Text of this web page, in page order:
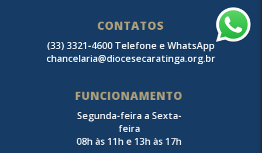
CONTATOS
(33) 3321-4600 Telefone e WhatsApp
chancelaria@diocesecaratinga.org.br
FUNCIONAMENTO
Segunda-feira a Sexta-
feira
08h às 11h e 13h às 17h